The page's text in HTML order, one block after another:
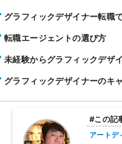
グラフィックデザイナー転職
転職エージェントの選び方
未経験からグラフィックデザ
グラフィックデザイナーのキ
#この記
アートデ